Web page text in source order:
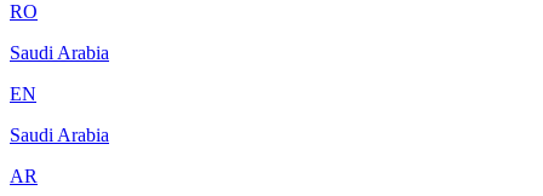
RO
Saudi Arabia
EN
Saudi Arabia
AR